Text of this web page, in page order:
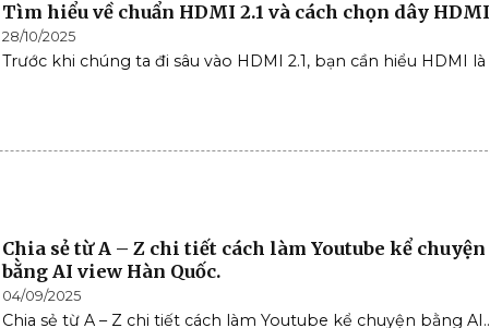
Tìm hiểu về chuẩn HDMI 2.1 và cách chọn dây HDMI
28/10/2025
Trước khi chúng ta đi sâu vào HDMI 2.1, bạn cần hiểu HDMI là
Chia sẻ từ A – Z chi tiết cách làm Youtube kể chuyện
bằng AI view Hàn Quốc.
04/09/2025
Chia sẻ từ A – Z chi tiết cách làm Youtube kể chuyện bằng